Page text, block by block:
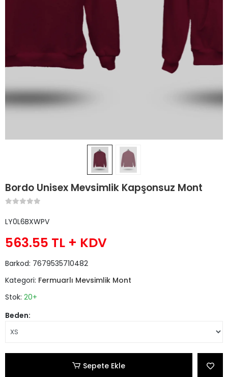
Bordo Unisex Mevsimlik Kapşonsuz Mont
LY0L6BXWPV
563.55 TL + KDV
Barkod: 7679535710482
Kategori: Fermuarlı Mevsimlik Mont
Stok: 20+
Beden:
Sepete Ekle